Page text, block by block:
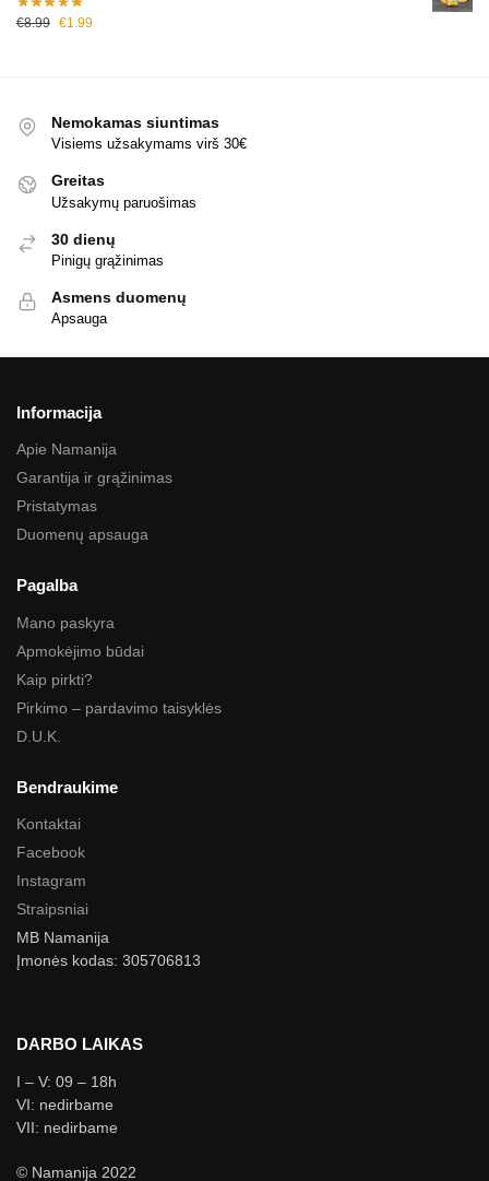
€8.99 €1.99
Nemokamas siuntimas
Visiems užsakymams virš 30€
Greitas
Užsakymų paruošimas
30 dienų
Pinigų grąžinimas
Asmens duomenų
Apsauga
Informacija
Apie Namanija
Garantija ir grąžinimas
Pristatymas
Duomenų apsauga
Pagalba
Mano paskyra
Apmokėjimo būdai
Kaip pirkti?
Pirkimo – pardavimo taisyklės
D.U.K.
Bendraukime
Kontaktai
Facebook
Instagram
Straipsniai
MB Namanija
Įmonės kodas: 305706813
DARBO LAIKAS
I – V: 09 – 18h
VI: nedirbame
VII: nedirbame
© Namanija 2022